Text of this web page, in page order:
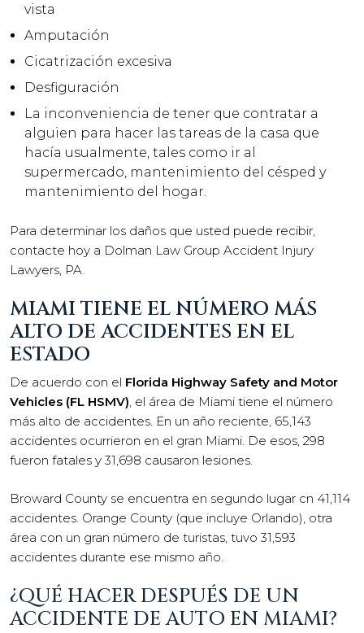
vista
Amputación
Cicatrización excesiva
Desfiguración
La inconveniencia de tener que contratar a
alguien para hacer las tareas de la casa que
hacía usualmente, tales como ir al
supermercado, mantenimiento del césped y
mantenimiento del hogar.
Para determinar los daños que usted puede recibir,
contacte hoy a Dolman Law Group Accident Injury
Lawyers, PA.
MIAMI TIENE EL NÚMERO MÁS
ALTO DE ACCIDENTES EN EL
ESTADO
De acuerdo con el Florida Highway Safety and Motor
Vehicles (FL HSMV), el área de Miami tiene el número
más alto de accidentes. En un año reciente, 65,143
accidentes ocurrieron en el gran Miami. De esos, 298
fueron fatales y 31,698 causaron lesiones.
Broward County se encuentra en segundo lugar cn 41,114
accidentes. Orange County (que incluye Orlando), otra
área con un gran número de turistas, tuvo 31,593
accidentes durante ese mismo año.
¿QUÉ HACER DESPUÉS DE UN
ACCIDENTE DE AUTO EN MIAMI?